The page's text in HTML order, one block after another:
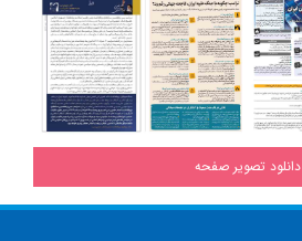
دانلود تصویر صفحه